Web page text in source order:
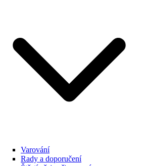
Varování
Rady a doporučení